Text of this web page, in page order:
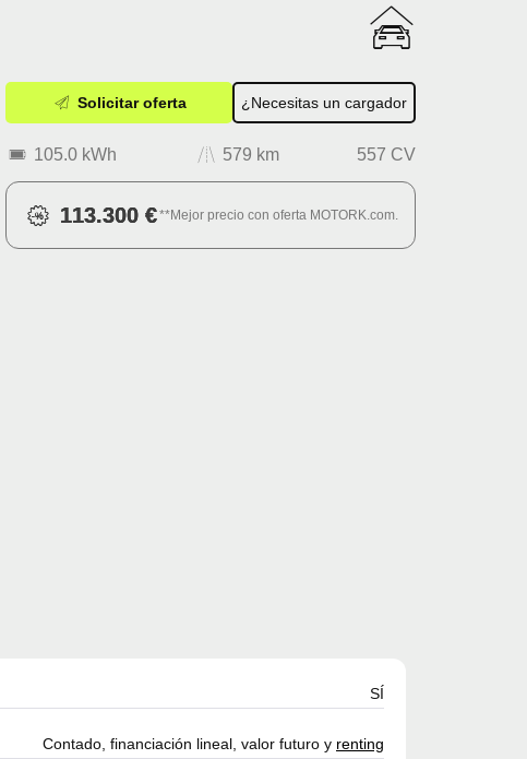
Solicitar oferta ¿Necesitas un cargador
105.0 kWh 579 km 557 CV
113.300 €**Mejor precio con oferta MOTORK.com.
SÍ
Contado, financiación lineal, valor futuro y renting